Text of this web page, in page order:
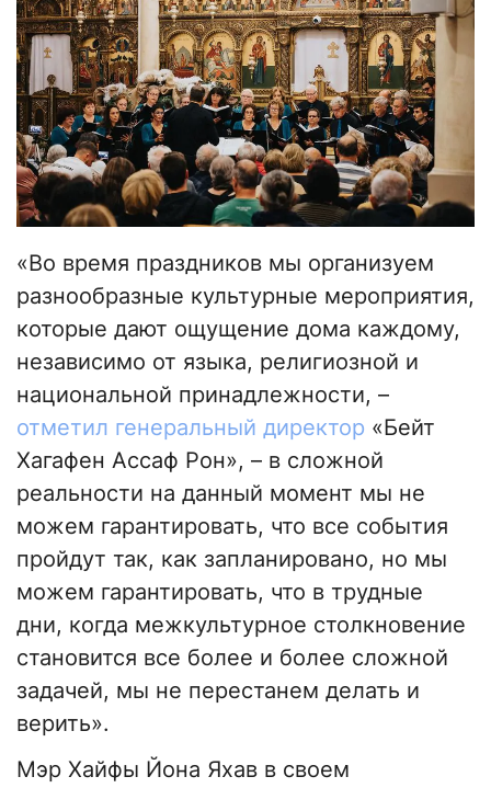
«Во время праздников мы организуем
разнообразные культурные мероприятия,
которые дают ощущение дома каждому,
независимо от языка, религиозной и
национальной принадлежности, –
отметил генеральный директор «Бейт
Хагафен Ассаф Рон», – в сложной
реальности на данный момент мы не
можем гарантировать, что все события
пройдут так, как запланировано, но мы
можем гарантировать, что в трудные
дни, когда межкультурное столкновение
становится все более и более сложной
задачей, мы не перестанем делать и
верить».
Мэр Хайфы Йона Яхав в своем